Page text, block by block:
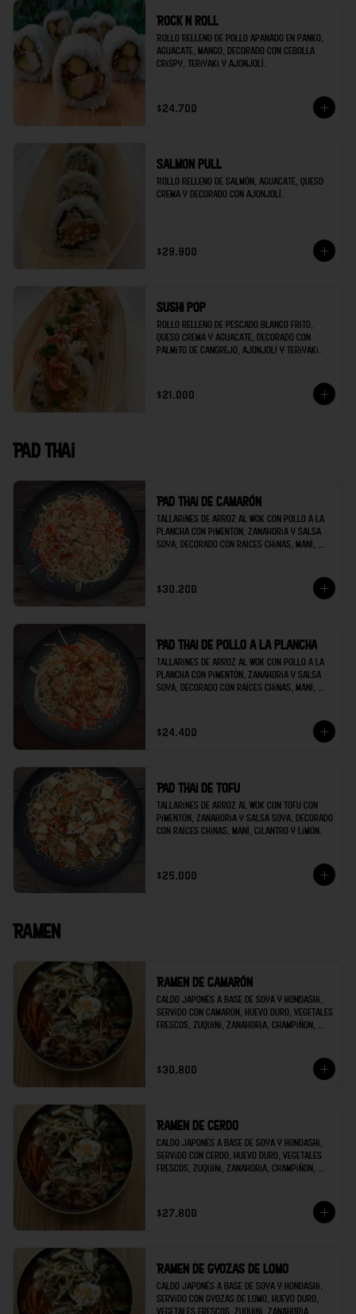
Rock n roll
Rollo relleno de pollo apanado en panko,
aguacate, mango, decorado con cebolla
crispy, teriyaki y ajonjolí.
$24.700
Salmon pull
Rollo relleno de salmón, aguacate, queso
crema y decorado con ajonjolí.
$29.900
Sushi pop
Rollo relleno de pescado blanco frito,
queso crema y aguacate, decorado con
palmito de cangrejo, ajonjolí y teriyaki.
$21.000
Pad thai
Pad thai de camarón
Tallarines de arroz al wok con pollo a la
plancha con pimentón, zanahoria y salsa
soya, decorado con raíces chinas, maní,
$30.200
Pad thai de pollo a la plancha
Tallarines de arroz al wok con pollo a la
plancha con pimentón, zanahoria y salsa
soya, decorado con raíces chinas, maní,
$24.400
Pad thai de tofu
Tallarines de arroz al wok con tofu con
pimentón, zanahoria y salsa soya, decorado
con raíces chinas, maní, cilantro y limón.
$25.000
Ramen
Ramen de camarón
Caldo japonés a base de soya y hondashi,
servido con camarón, huevo duro, vegetales
frescos, zuquini, zanahoria, champiñon,
$30.800
Ramen de cerdo
Caldo japonés a base de soya y hondashi,
servido con cerdo, huevo duro, vegetales
frescos, zuquini, zanahoria, champiñon,
$27.800
Ramen de gyozas de lomo
Caldo japonés a base de soya y hondashi,
servido con gyozas de lomo, huevo duro,
vegetales frescos, zuquini, zanahoria,